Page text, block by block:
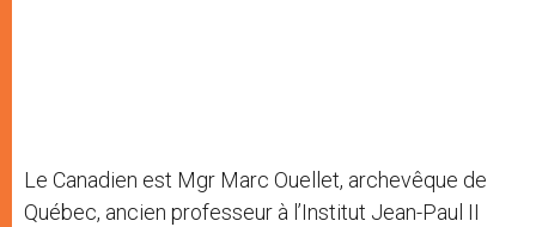
Le Canadien est Mgr Marc Ouellet, archevêque de
Québec, ancien professeur à l’Institut Jean-Paul II